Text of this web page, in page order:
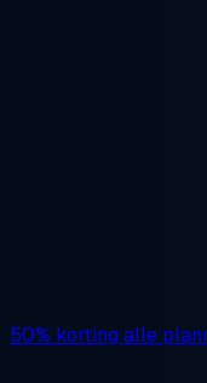
50% korting alle